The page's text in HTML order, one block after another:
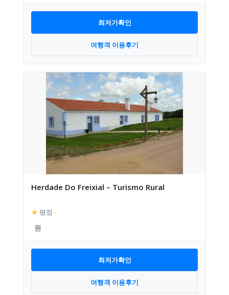
최저가확인
여행객 이용후기
Herdade Do Freixial – Turismo Rural
★ 평점 –
최저가확인
여행객 이용후기